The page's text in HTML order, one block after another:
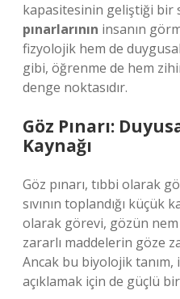
kapasitesinin geliştiği bir
pınarlarının insanın
fizyolojik hem de
gibi, öğrenme de hem
denge noktasıdır.
Göz Pınarı:
Kaynağı
Göz pınarı, tıbbi olarak
sıvının toplandığı küçük
olarak görevi, gözün
zararlı maddelerin göze
Ancak bu biyolojik tanım,
açıklamak için de güçlü